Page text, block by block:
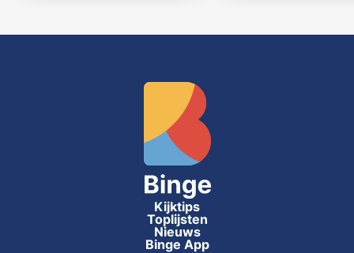
Kijktips
Toplijsten
Nieuws
Binge App